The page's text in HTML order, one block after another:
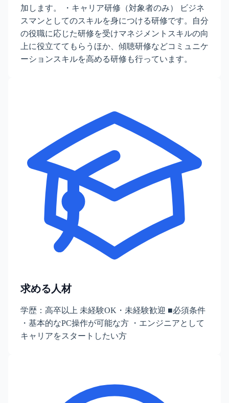
加します。 ・キャリア研修（対象者のみ） ビジネ
スマンとしてのスキルを身につける研修です。自分
の役職に応じた研修を受けマネジメントスキルの向
上に役立ててもらうほか、傾聴研修などコミュニケ
ーションスキルを高める研修も行っています。
求める人材
学歴：高卒以上 未経験OK・未経験歓迎 ■必須条件
・基本的なPC操作が可能な方 ・エンジニアとして
キャリアをスタートしたい方